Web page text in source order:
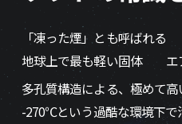
「凍った煙」とも呼ばれる
地球上で最も軽い固体 エ
多孔質構造による、極めて
-270℃という過酷な環境下